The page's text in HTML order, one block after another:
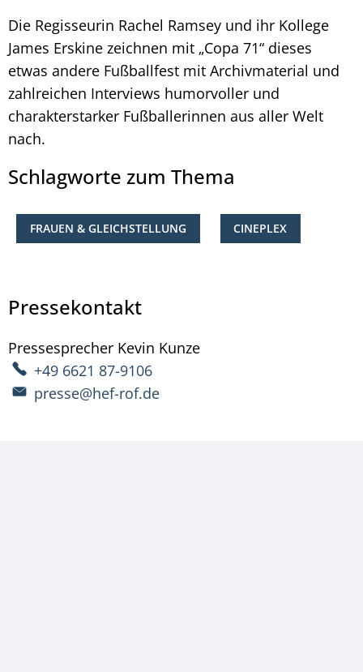
Die Regisseurin Rachel Ramsey und ihr Kollege
James Erskine zeichnen mit „Copa 71“ dieses
etwas andere Fußballfest mit Archivmaterial und
zahlreichen Interviews humorvoller und
charakterstarker Fußballerinnen aus aller Welt
nach.
Schlagworte zum Thema
FRAUEN & GLEICHSTELLUNG CINEPLEX
Pressekontakt
Pressesprecher Kevin Kunze
+49 6621 87-9106
presse@hef-rof.de